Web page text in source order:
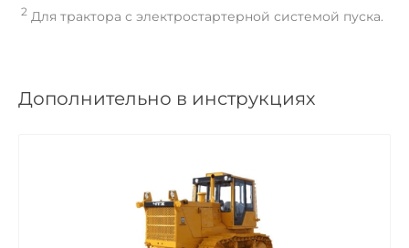
2 Для трактора с электростартерной системой пуска.
Дополнительно в инструкциях